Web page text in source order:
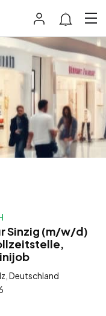
Sinzig (m/w/d)
Deutschland